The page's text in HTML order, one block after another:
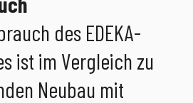
des EDEKA-
ist im Vergleich zu
Neubau mit